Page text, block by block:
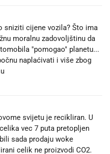
sniziti cijene vozila? Što ima
moralnu zadovoljštinu da
"pomogao" planetu...
naplaćivati i više zbog
svijetu je recikliran. U
vec 7 puta pretopljen
sada prodaju woke
celik ne proizvodi CO2.